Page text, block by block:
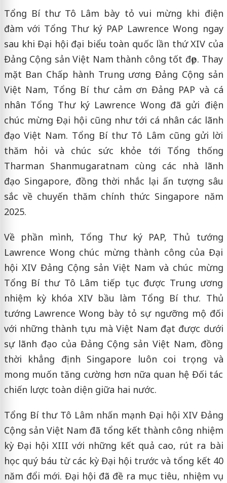
Tổng Bí thư Tô Lâm bày tỏ vui mừng khi điện
đàm với Tổng Thư ký PAP Lawrence Wong ngay
sau khi Đại hội đại biểu toàn quốc lần thứ XIV của
Đảng Cộng sản Việt Nam thành công tốt đẹp. Thay
mặt Ban Chấp hành Trung ương Đảng Cộng sản
Việt Nam, Tổng Bí thư cảm ơn Đảng PAP và cá
nhân Tổng Thư ký Lawrence Wong đã gửi điện
chúc mừng Đại hội cũng như tới cá nhân các lãnh
đạo Việt Nam. Tổng Bí thư Tô Lâm cũng gửi lời
thăm hỏi và chúc sức khỏe tới Tổng thống
Tharman Shanmugaratnam cùng các nhà lãnh
đạo Singapore, đồng thời nhắc lại ấn tượng sâu
sắc về chuyến thăm chính thức Singapore năm
2025.
Về phần mình, Tổng Thư ký PAP, Thủ tướng
Lawrence Wong chúc mừng thành công của Đại
hội XIV Đảng Cộng sản Việt Nam và chúc mừng
Tổng Bí thư Tô Lâm tiếp tục được Trung ương
nhiệm kỳ khóa XIV bầu làm Tổng Bí thư. Thủ
tướng Lawrence Wong bày tỏ sự ngưỡng mộ đối
với những thành tựu mà Việt Nam đạt được dưới
sự lãnh đạo của Đảng Cộng sản Việt Nam, đồng
thời khẳng định Singapore luôn coi trọng và
mong muốn tăng cường hơn nữa quan hệ Đối tác
chiến lược toàn diện giữa hai nước.
Tổng Bí thư Tô Lâm nhấn mạnh Đại hội XIV Đảng
Cộng sản Việt Nam đã tổng kết thành công nhiệm
kỳ Đại hội XIII với những kết quả cao, rút ra bài
học quý báu từ các kỳ Đại hội trước và tổng kết 40
năm đổi mới. Đại hội đã đề ra mục tiêu, nhiệm vụ